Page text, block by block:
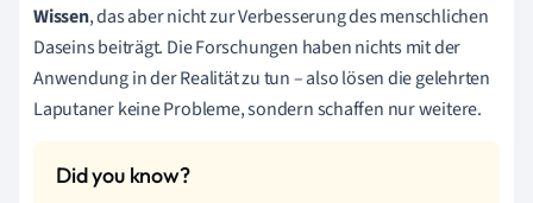
Wissen, das aber nicht zur Verbesserung des menschlichen
Daseins beiträgt. Die Forschungen haben nichts mit der
Anwendung in der Realität zu tun – also lösen die gelehrten
Laputaner keine Probleme, sondern schaffen nur weitere.